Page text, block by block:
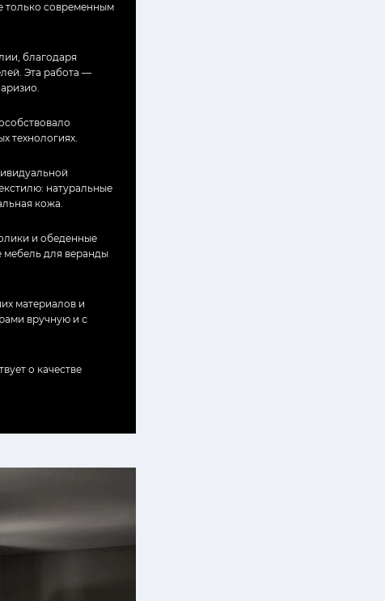
только современным
благодаря
Эта работа —
технологиях.
натуральные
кожа.
и обеденные
мебель для веранды
материалов и
вручную и с
о качестве